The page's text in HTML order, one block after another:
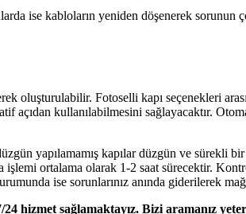
ise kabloların yeniden döşenerek sorunun
oluşturulabilir. Fotoselli kapı seçenekleri
kullanılabilmesini sağlayacaktır.
yapılamamış kapılar düzgün ve sürekli
ortalama olarak 1-2 saat sürecektir.
ise sorunlarınız anında giderilerek
hizmet sağlamaktayız. Bizi aramanız